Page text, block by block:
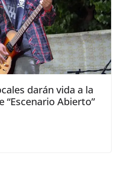
darán vida a la
“Escenario Abierto”